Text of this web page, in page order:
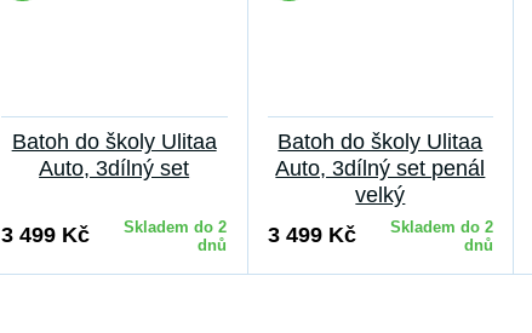
Batoh do školy Ulitaa
Auto, 3dílný set
3 499 Kč
Skladem do 2
dnů
Batoh do školy Ulitaa
Auto, 3dílný set penál
velký
3 499 Kč
Skladem do 2
dnů